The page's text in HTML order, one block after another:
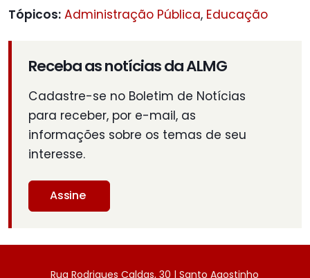
Tópicos: Administração Pública, Educação
Receba as notícias da ALMG
Cadastre-se no Boletim de Notícias
para receber, por e-mail, as
informações sobre os temas de seu
interesse.
Assine
Rua Rodrigues Caldas, 30 | Santo Agostinho